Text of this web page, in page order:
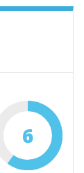
6